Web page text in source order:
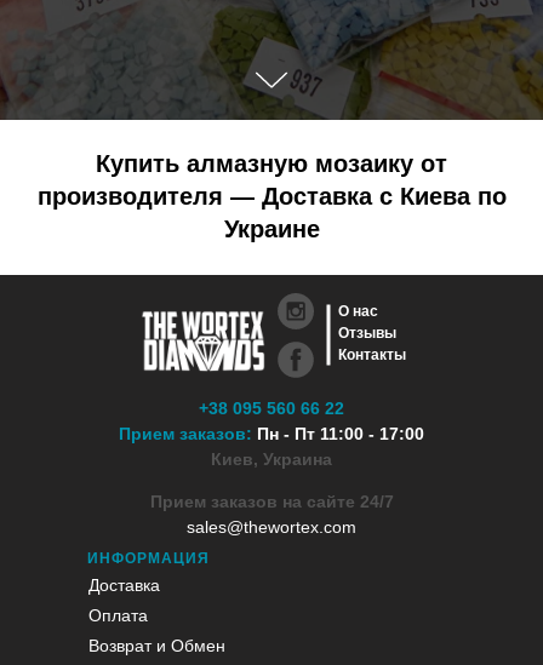
Купить алмазную мозаику от
производителя — Доставка с Киева по
Украине
ИНФОРМАЦИЯ
Доставка
Оплата
Возврат и Обмен
+38 095 560 66 22
Прием заказов: Пн - Пт 11:00 - 17:00
Киев, Украина
Прием заказов на сайте 24/7
sales@thewortex.com
О нас
Отзывы
Контакты